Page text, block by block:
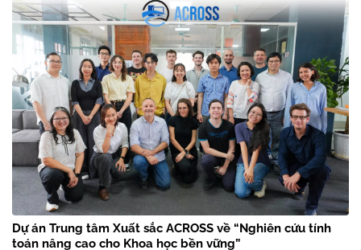
Dự án Trung tâm Xuất sắc ACROSS về “Nghiên cứu tính
toán nâng cao cho Khoa học bền vững”